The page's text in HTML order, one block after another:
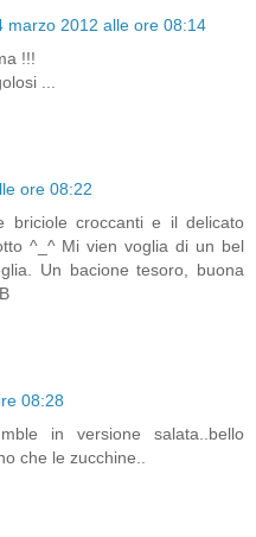
marzo 2012 alle ore 08:14
!!!
...
ore 08:22
briciole croccanti e il delicato
^_^ Mi vien voglia di un bel
Un bacione tesoro, buona
08:28
in versione salata..bello
che le zucchine..